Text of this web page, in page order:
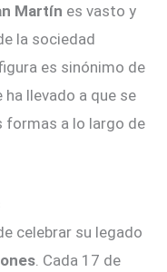
Martín es vasto y
la sociedad
es sinónimo de
ha llevado a que se
formas a lo largo de
celebrar su legado
. Cada 17 de